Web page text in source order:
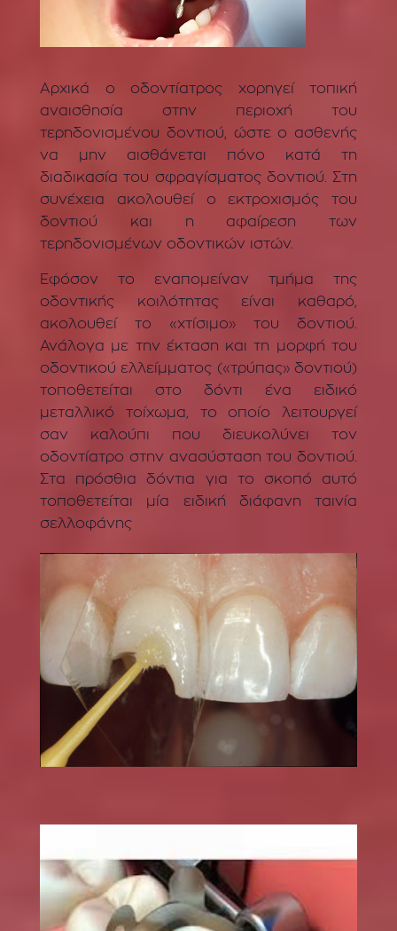
Αρχικά ο οδοντίατρος χορηγεί τοπική
αναισθησία στην περιοχή του
τερηδονισμένου δοντιού, ώστε ο ασθενής
να μην αισθάνεται πόνο κατά τη
διαδικασία του σφραγίσματος δοντιού. Στη
συνέχεια ακολουθεί ο εκτροχισμός του
δοντιού και η αφαίρεση των
τερηδονισμένων οδοντικών ιστών.
Εφόσον το εναπομείναν τμήμα της
οδοντικής κοιλότητας είναι καθαρό,
ακολουθεί το «χτίσιμο» του δοντιού.
Ανάλογα με την έκταση και τη μορφή του
οδοντικού ελλείμματος («τρύπας» δοντιού)
τοποθετείται στο δόντι ένα ειδικό
μεταλλικό τοίχωμα, το οποίο λειτουργεί
σαν καλούπι που διευκολύνει τον
οδοντίατρο στην ανασύσταση του δοντιού.
Στα πρόσθια δόντια για το σκοπό αυτό
τοποθετείται μία ειδική διάφανη ταινία
σελλοφάνης